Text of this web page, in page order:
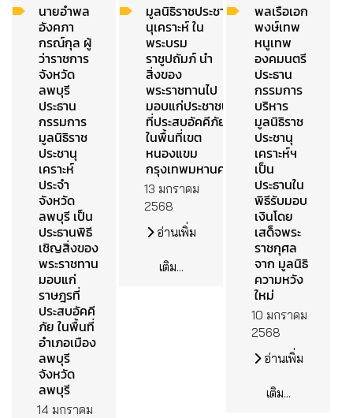
นายอำพล
อังคภา
กรณ์กุล ผู้
ว่าราชการ
จังหวัด
ลพบุรี
ประธาน
กรรมการ
มูลนิธิราช
ประชานุ
เคราะห์
ประจำ
จังหวัด
ลพบุรี เป็น
ประธานพิธี
เชิญสิ่งของ
พระราชทาน
มอบแก่
ราษฎรที่
ประสบอัคคี
ภัย ในพื้นที่
อำเภอเมือง
ลพบุรี
จังหวัด
ลพบุรี
14 มกราคม
มูลนิธิราชประชา
นุเคราะห์ ใน
พระบรม
ราชูปถัมภ์ นำ
สิ่งของ
พระราชทานไป
มอบแก่ประชาชน
ที่ประสบอัคคีภัย
ในพื้นที่เขต
หนองแขม
กรุงเทพมหานคร
13 มกราคม
2568
อ่านเพิ่ม
เติม...
พลเรือเอก
พงษ์เทพ
หนูเทพ
องคมนตรี
ประธาน
กรรมการ
บริหาร
มูลนิธิราช
ประชานุ
เคราะห์ฯ
เป็น
ประธานใน
พิธีรับมอบ
เงินโดย
เสด็จพระ
ราชกุศล
จาก มูลนิธิ
ความหวัง
ใหม่
10 มกราคม
2568
อ่านเพิ่ม
เติม...